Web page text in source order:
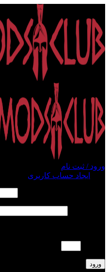
ورود / ثبت نام
ایجاد حساب کاربری
ورود